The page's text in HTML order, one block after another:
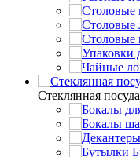
Стеклянная посуда